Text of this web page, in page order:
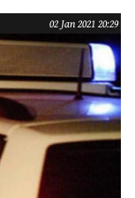
putut face acest
la două firme
comunitatea.
02 Jan 2021 20:29